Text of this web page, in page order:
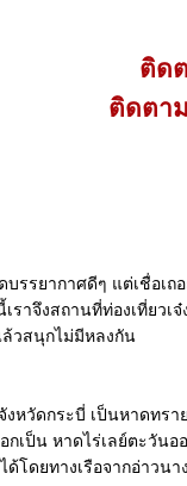
ติด
ติดตา
รรยากาศดีๆ แต่เชื่อเ
ราจึงสถานที่ท่องเที่ยว
วสนุกไม่มีหลงกัน
หวัดกระบี่ เป็นหาดทรา
เป็น หาดไร่เลย์ตะวัน
ดยทางเรือจากอ่าวนา